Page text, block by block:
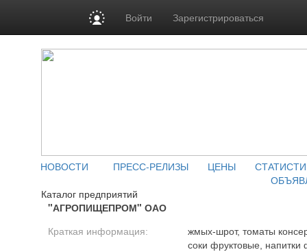
Войти Зарегистрироваться
НОВОСТИ ПРЕСС-РЕЛИЗЫ ЦЕНЫ
Каталог предприятий
"АГРОПИЩЕПРОМ" ОАО
Краткая информация:
жмых-шрот, томаты
соки фруктовые, напитки